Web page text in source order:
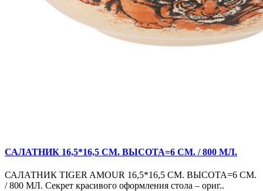
САЛАТНИК 16,5*16,5 СМ. ВЫСОТА=6 СМ. / 800 МЛ.
САЛАТНИК TIGER AMOUR 16,5*16,5 СМ. ВЫСОТА=6 СМ.
/ 800 МЛ. Секрет красивого оформления стола – ориг..